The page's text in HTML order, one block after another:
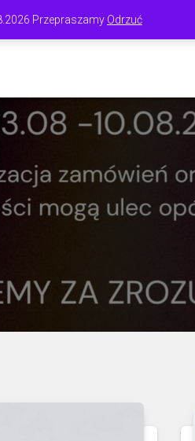
Przepraszamy Odrzuć
MOJE KONTO